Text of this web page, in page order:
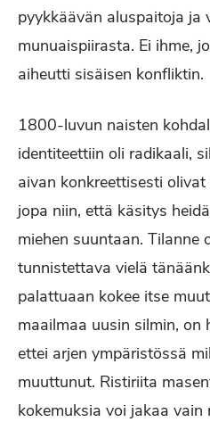
pyykkäävän aluspaitoja ja
munuaispiirasta. Ei ihme,
aiheutti sisäisen konfliktin.
1800-luvun naisten
identiteettiin oli radikaali,
aivan konkreettisesti
jopa niin, että käsitys
miehen suuntaan. Tilanne
tunnistettava vielä
palattuaan kokee itse
maailmaa uusin silmin, on
ettei arjen ympäristössä
muuttunut. Ristiriita
kokemuksia voi jakaa vain